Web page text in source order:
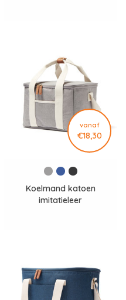
vanaf
€18,30
Koelmand katoen
imitatieleer